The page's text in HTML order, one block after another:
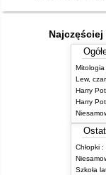
Lew,
Harry
Harry
Chłopki
Szkoła